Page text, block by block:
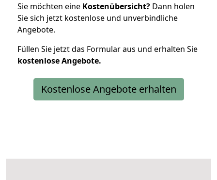
Sie möchten eine Kostenübersicht? Dann holen
Sie sich jetzt kostenlose und unverbindliche
Angebote.
Füllen Sie jetzt das Formular aus und erhalten Sie
kostenloseAngebote.
Kostenlose Angebote erhalten